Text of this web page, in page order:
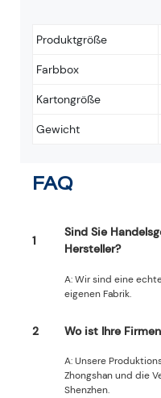
Produktgröße
Farbbox
Kartongröße
Gewicht
FAQ
1
Sind Sie
Hersteller?
A: Wir sind eine
eigenen Fabrik.
2 Wo ist Ihre
A: Unsere
Zhongshan und die
Shenzhen.